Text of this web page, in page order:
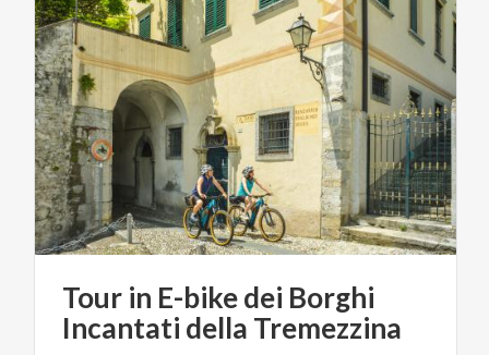
Tour in E-bikedei Borghi
Incantati della Tremezzina